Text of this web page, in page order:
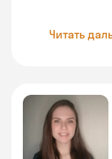
Читать